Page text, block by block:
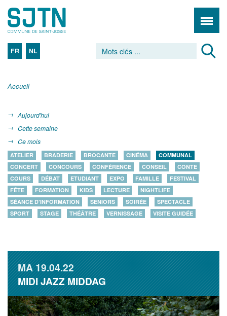
FR NL
Accueil
Aujourd'hui
Cette semaine
Ce mois
ATELIER BRADERIE BROCANTE CINÉMA
COMMUNAL
CONCERT
CONCOURS CONFÉRENCE CONSEIL
CONTE
COURS
DÉBAT ETUDIANT EXPO FAMILLE
FESTIVAL
FÊTE
FORMATION KIDS LECTURE
NIGHTLIFE
SÉANCE D'INFORMATION
SENIORS SOIRÉE
SPECTACLE
SPORT
STAGE THÉÂTRE VERNISSAGE VISITE GUIDÉE
MA19.04.22
MIDI JAZZ MIDDAG